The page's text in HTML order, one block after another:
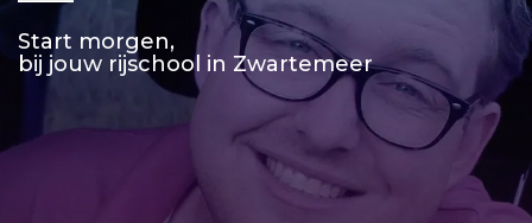
Start morgen,
bij jouw rijschool in Zwartemeer